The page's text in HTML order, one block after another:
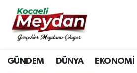
GÜNDEM DÜNYA EKONOMİ
Nöbetçi Eczaneler
Hava Durumu